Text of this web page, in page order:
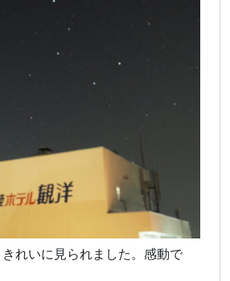
きれいに見られました。感動で